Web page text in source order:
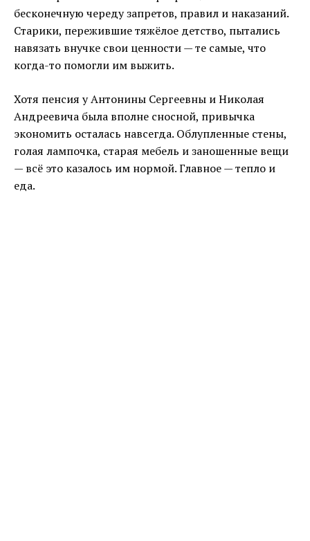
бесконечную череду запретов, правил и наказаний.
Старики, пережившие тяжёлое детство, пытались
навязать внучке свои ценности — те самые, что
когда-то помогли им выжить.
Хотя пенсия у Антонины Сергеевны и Николая
Андреевича была вполне сносной, привычка
экономить осталась навсегда. Облупленные стены,
голая лампочка, старая мебель и заношенные вещи
— всё это казалось им нормой. Главное — тепло и
еда.